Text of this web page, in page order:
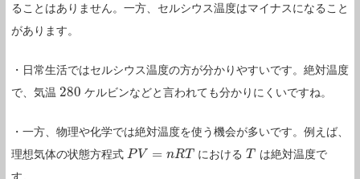
ることはありません。一方、セルシウス温度はマイナスになること
があります。
・日常生活ではセルシウス温度の方が分かりやすいです。絶対温度
で、気温 280
280 ケルビンなどと言われても分かりにくいですね。
・一方、物理や化学では絶対温度を使う機会が多いです。例えば、
理想気体の状態方程式 PV = nRT
PV= nR T におけるT
T
は絶対温度で